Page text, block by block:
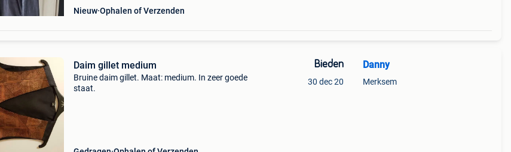
Nieuw Ophalen of Verzenden
Daim gillet medium
Bruine daim gillet. Maat: medium. In zeer goede
staat.
Bieden
30 dec 20
Danny
Merksem